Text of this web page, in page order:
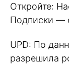
Откройте:
Подписки —
UPD: По
разрешила